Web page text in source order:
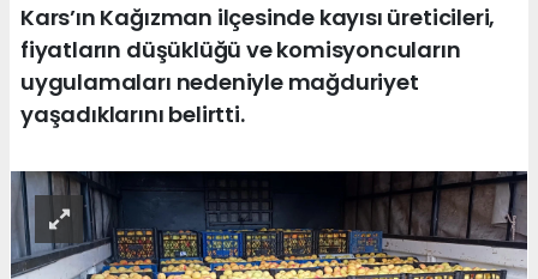
Kars’ın Kağızman ilçesinde kayısı üreticileri,
fiyatların düşüklüğü ve komisyoncuların
uygulamaları nedeniyle mağduriyet
yaşadıklarını belirtti.